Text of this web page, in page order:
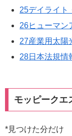
25デイライト
26ヒューマン
27産業用太陽
28日本法規
モッピークエ
*見つけた分だけ